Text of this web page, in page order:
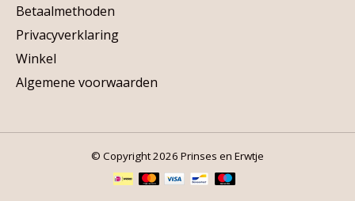
Betaalmethoden
Privacyverklaring
Winkel
Algemene voorwaarden
© Copyright 2026 Prinses en Erwtje